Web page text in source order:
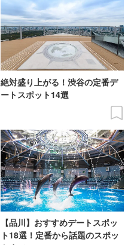
絶対盛り上がる！渋谷の定番デ
ートスポット14選
【品川】おすすめデートスポッ
ト18選！定番から話題のスポッ